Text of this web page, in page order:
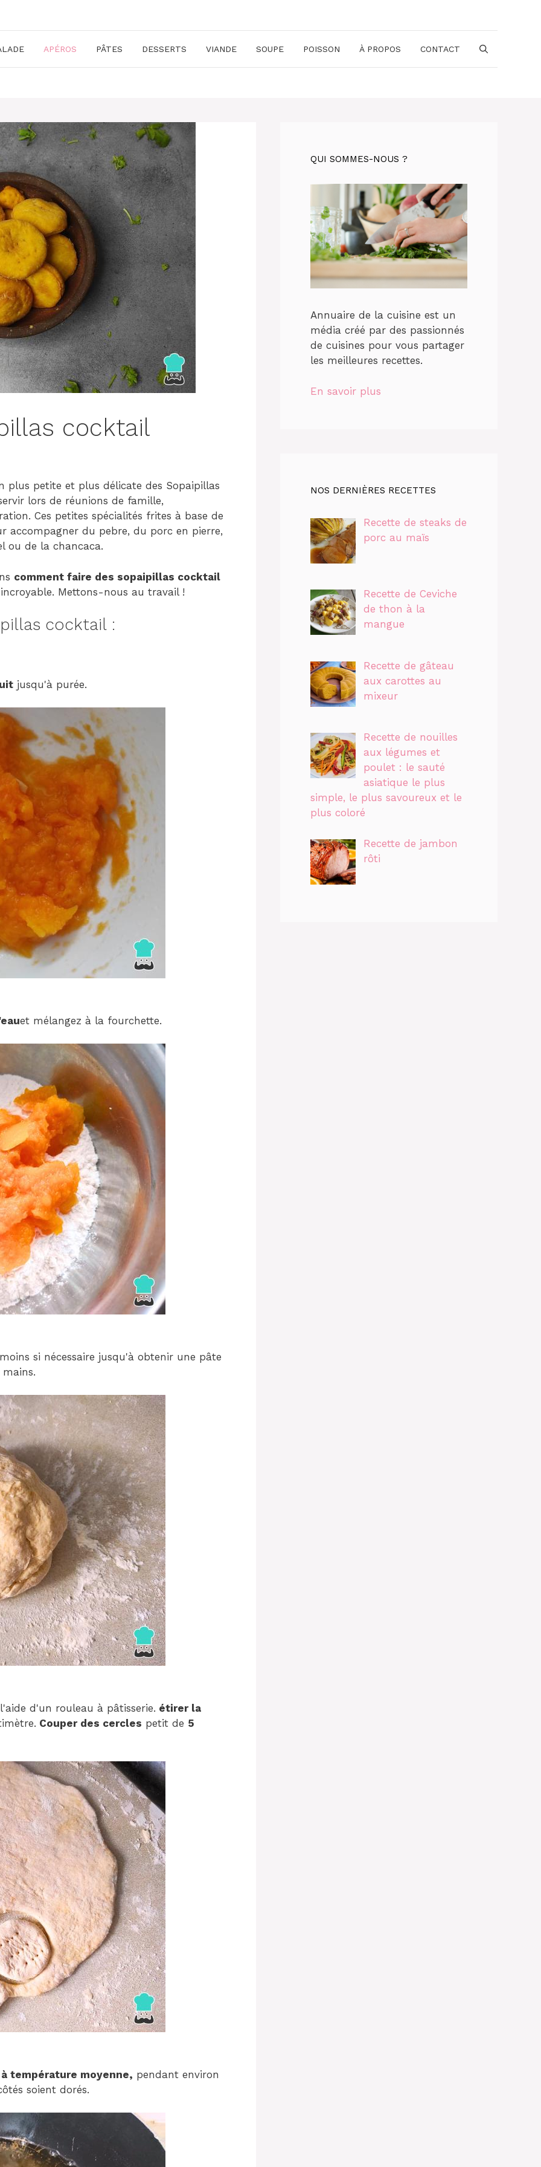
APÉROS PÂTES DESSERTS VIANDE SOUPE POISSON À PROPOS CONTACT
cocktail
plus petite et plus délicate des Sopaipillas
lors de réunions de famille,
Ces petites spécialités frites à base de
accompagner du pebre, du porc en pierre,
ou de la chancaca.
comment faire des sopaipillas cocktail
Mettons-nous au travail !
cocktail :
jusqu'à purée.
et mélangez à la fourchette.
si nécessaire jusqu'à obtenir une pâte
d'un rouleau à pâtisserie. étirer la
Couper des cercles petit de 5
température moyenne, pendant environ
soient dorés.
QUI SOMMES-NOUS ?
Annuaire de la cuisine est un
média créé par des passionnés
de cuisines pour vous partager
les meilleures recettes.
En savoir plus
NOS DERNIÈRES RECETTES
Recette de steaks de
porc au maïs
Recette de Ceviche
de thon à la
mangue
Recette de gâteau
aux carottes au
mixeur
Recette de nouilles
aux légumes et
poulet : le sauté
asiatique le plus
simple, le plus savoureux et le
plus coloré
Recette de jambon
rôti